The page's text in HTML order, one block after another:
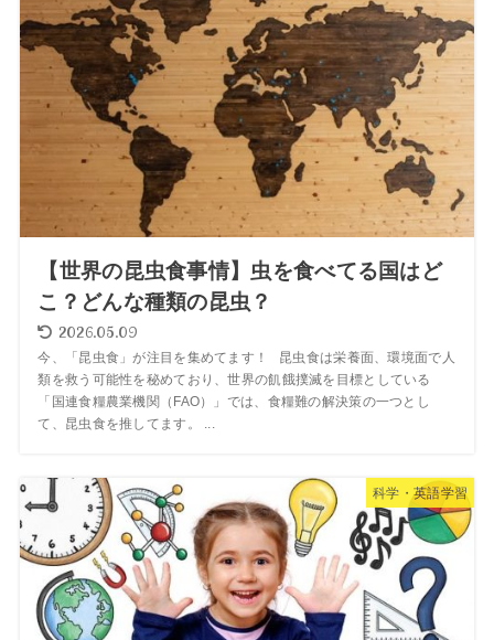
【世界の昆虫食事情】虫を食べてる国はど
こ？どんな種類の昆虫？
2026.05.09
今、「昆虫食」が注目を集めてます！ 昆虫食は栄養面、環境面で人
類を救う可能性を秘めており、世界の飢餓撲滅を目標としている
「国連食糧農業機関（FAO）」では、食糧難の解決策の一つとし
て、昆虫食を推してます。 ...
科学・英語学習